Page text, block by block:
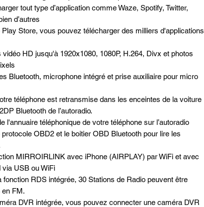
tout type d’application comme Waze, Spotify, Twitter,
d’autres
Store, vous pouvez télécharger des milliers d'applications
HD jusqu'à 1920x1080, 1080P, H.264, Divx et photos
Bluetooth, microphone intégré et prise auxiliaire pour micro
téléphone est retransmise dans les enceintes de la voiture
Bluetooth de l’autoradio.
l'annuaire téléphonique de votre téléphone sur l’autoradio
OBD2 et le boitier OBD Bluetooth pour lire les
MIRROIRLINK avec iPhone (AIRPLAY) par WiFi et avec
USB ou WiFi
fonction RDS intégrée, 30 Stations de Radio peuvent être
FM.
DVR intégrée, vous pouvez connecter une caméra DVR